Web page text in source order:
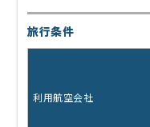
旅行条件
利用航空会社